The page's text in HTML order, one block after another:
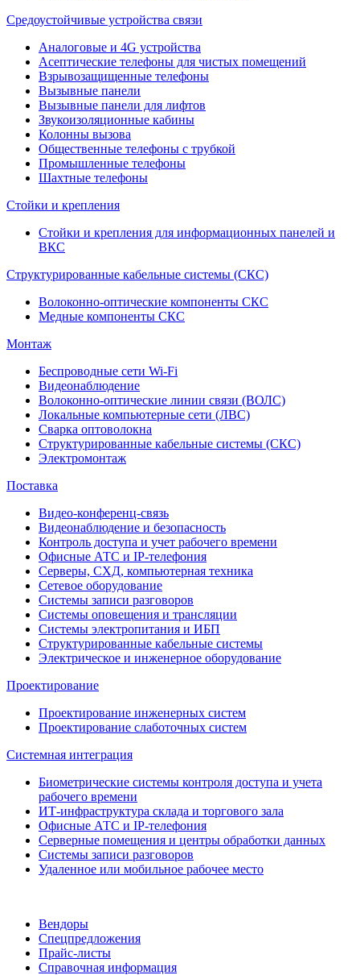
Средоустойчивые устройства связи
Аналоговые и 4G устройства
Асептические телефоны для чистых помещений
Взрывозащищенные телефоны
Вызывные панели
Вызывные панели для лифтов
Звукоизоляционные кабины
Колонны вызова
Общественные телефоны с трубкой
Промышленные телефоны
Шахтные телефоны
Стойки и крепления
Стойки и крепления для информационных панелей и
ВКС
Структурированные кабельные системы (СКС)
Волоконно-оптические компоненты СКС
Медные компоненты СКС
Монтаж
Беспроводные сети Wi-Fi
Видеонаблюдение
Волоконно-оптические линии связи (ВОЛС)
Локальные компьютерные сети (ЛВС)
Сварка оптоволокна
Структурированные кабельные системы (СКС)
Электромонтаж
Поставка
Видео-конференц-связь
Видеонаблюдение и безопасность
Контроль доступа и учет рабочего времени
Офисные АТС и IP-телефония
Серверы, СХД, компьютерная техника
Сетевое оборудование
Системы записи разговоров
Системы оповещения и трансляции
Системы электропитания и ИБП
Структурированные кабельные системы
Электрическое и инженерное оборудование
Проектирование
Проектирование инженерных систем
Проектирование слаботочных систем
Системная интеграция
Биометрические системы контроля доступа и учета
рабочего времени
ИТ-инфраструктура склада и торгового зала
Офисные АТС и IP-телефония
Серверные помещения и центры обработки данных
Системы записи разговоров
Удаленное или мобильное рабочее место
Вендоры
Спецпредложения
Прайс-листы
Справочная информация